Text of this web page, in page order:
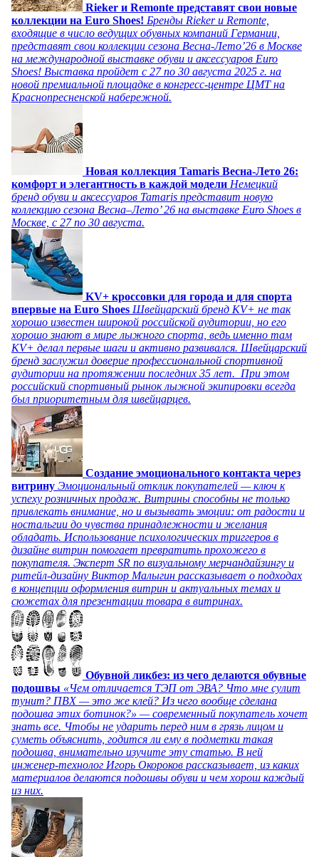
Rieker и Remonte представят свои новые
коллекции на Euro Shoes! Бренды Rieker и Remonte,
входящие в число ведущих обувных компаний Германии,
представят свои коллекции сезона Весна-Лето’26 в Москве
на международной выставке обуви и аксессуаров Euro
Shoes! Выставка пройдет c 27 по 30 августа 2025 г. на
новой премиальной площадке в конгресс-центре ЦМТ на
Краснопресненской набережной.
Новая коллекция Tamaris Весна-Лето 26:
комфорт и элегантность в каждой модели Немецкий
бренд обуви и аксессуаров Tamaris представит новую
коллекцию сезона Весна–Лето’ 26 на выставке Euro Shoes в
Москве, с 27 по 30 августа.
KV+ кроссовки для города и для спорта
впервые на Euro Shoes Швейцарский бренд KV+ не так
хорошо известен широкой российской аудитории, но его
хорошо знают в мире лыжного спорта, ведь именно там
KV+ делал первые шаги и активно развивался. Швейцарский
бренд заслужил доверие профессиональной спортивной
аудитории на протяжении последних 35 лет. При этом
российский спортивный рынок лыжной экипировки всегда
был приоритетным для швейцарцев.
Создание эмоционального контакта через
витрину Эмоциональный отклик покупателей — ключ к
успеху розничных продаж. Витрины способны не только
привлекать внимание, но и вызывать эмоции: от радости и
ностальгии до чувства принадлежности и желания
обладать. Использование психологических триггеров в
дизайне витрин помогает превратить прохожего в
покупателя. Эксперт SR по визуальному мерчандайзингу и
ритейл-дизайну Виктор Малыгин рассказывает о подходах
в концепции оформления витрин и актуальных темах и
сюжетах для презентации товара в витринах.
Обувной ликбез: из чего делаются обувные
подошвы «Чем отличается ТЭП от ЭВА? Что мне сулит
тунит? ПВХ — это же клей? Из чего вообще сделана
подошва этих ботинок?» — современный покупатель хочет
знать все. Чтобы не ударить перед ним в грязь лицом и
суметь объяснить, годится ли ему в подметки такая
подошва, внимательно изучите эту статью. В ней
инженер-технолог Игорь Окороков рассказывает, из каких
материалов делаются подошвы обуви и чем хорош каждый
из них.